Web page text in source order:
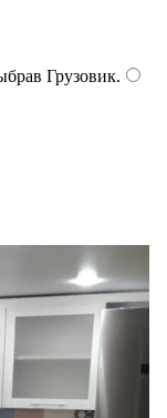
Грузовик.